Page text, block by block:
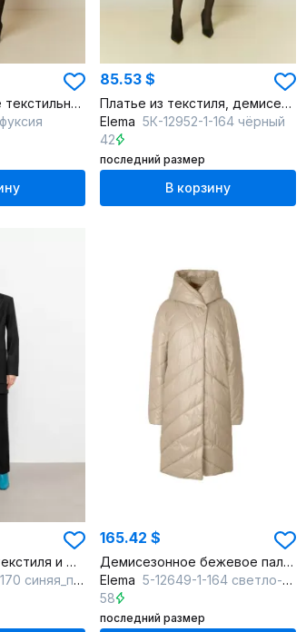
Платье нарядное текстильное с вырезом капля и пике
85.53 $
Платье из текстиля, демисезонное, чёрное, нарядное
Elema 5К-12952-1-164 чёрный
42
последний размер
В корзину
Синие брюки из текстиля и шерсти, деловые
165.42 $
Демисезонное бежевое пальто из плащёвой ткани
Elema 5-12649-1-164 светло-бежевый
58
последний размер